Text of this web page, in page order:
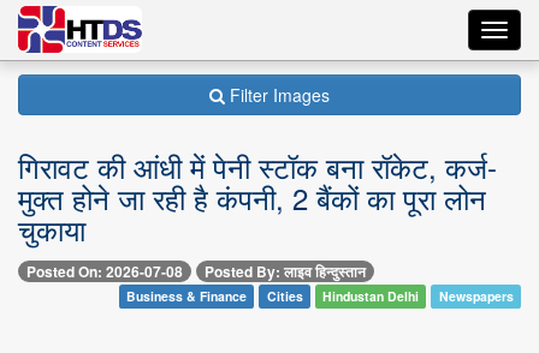
Filter Images
गिरावट की आंधी में पेनी स्टॉक बना रॉकेट, कर्ज-
मुक्त होने जा रही है कंपनी, 2 बैंकों का पूरा लोन
चुकाया
Posted On: 2026-07-08 Posted By: लाइव हिन्दुस्तान
Business & Finance Cities Hindustan Delhi Newspapers